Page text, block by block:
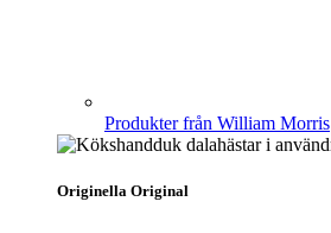
Produkter från William Morris
Originella Original